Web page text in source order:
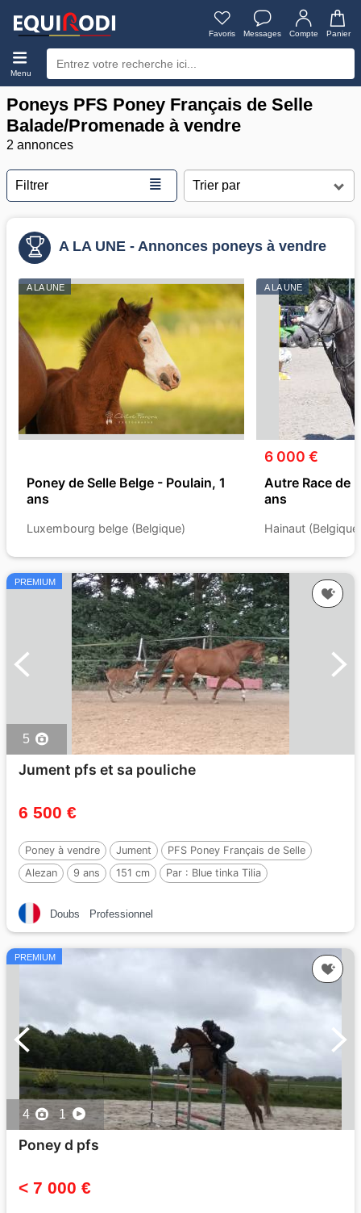
Favoris Messages Compte Panier
Menu
Poneys PFS Poney Français de Selle
Balade/Promenade à vendre
2 annonces
Filtrer ≣
A LA UNE - Annonces poneys à vendre
A LA UNE
Poney de Selle Belge - Poulain, 1
ans
Luxembourg belge (Belgique)
A LA UNE
6 000 €
Autre Race de
ans
Hainaut
PREMIUM
5
Jument pfs et sa pouliche
6 500 €
Poney à vendre Jument
PFS Poney Français de Selle
Alezan
9 ans 151 cm Par : Blue tinka Tilia
Doubs Professionnel
PREMIUM
4 1
Poney d pfs
< 7 000 €